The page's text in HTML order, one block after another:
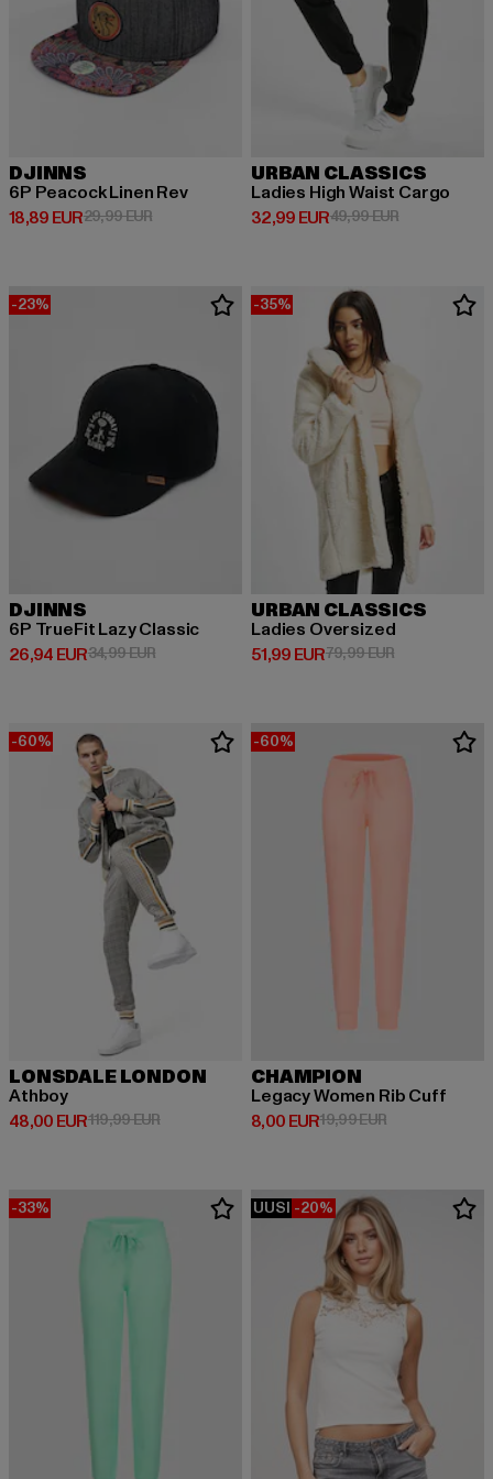
DJINNS
6P Peacock Linen Rev
18,89 EUR
Ajankohtainen hinta: 18,89 EUR
29,99 EURKampanjahinta: 29,99 EUR
URBAN CLASSICS
Ladies High Waist Cargo
32,99 EUR
Ajankohtainen hinta: 32,99 EUR
49,99 EUR
-23%
DJINNS
6P TrueFit Lazy Classic
26,94 EUR
Ajankohtainen hinta: 26,94 EUR
34,99 EURKampanjahinta: 34,99 EUR
-35%
URBAN CLASSICS
Ladies Oversized
51,99 EUR
Ajankohtainen hinta: 51,99 EUR
79,99 EUR
-60%
LONSDALE LONDON
Athboy
48,00 EUR
Ajankohtainen hinta: 48,00 EUR
119,99 EURKampanjahinta: 119,99 EUR
-60%
CHAMPION
Legacy Women Rib Cuff
8,00 EUR
Ajankohtainen hinta: 8,00 EUR
19,99 EURKampanjahinta:
-33% UUSI -20%